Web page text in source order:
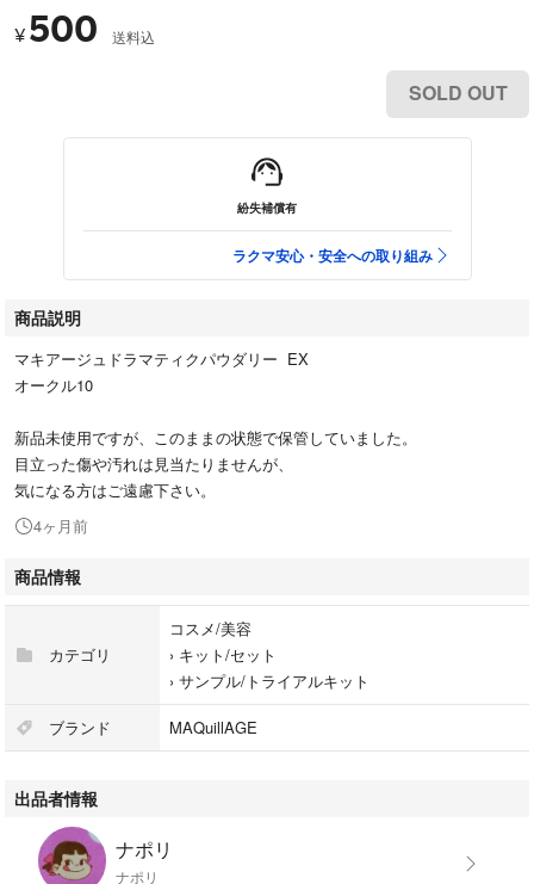
¥ 500 送料込
SOLD OUT
紛失補償有
ラクマ安心・安全への取り組み
商品説明
マキアージュドラマティクパウダリー EX
オークル10
新品未使用ですが、このままの状態で保管していました。
目立った傷や汚れは見当たりませんが、
気になる方はご遠慮下さい。
4ヶ月前
商品情報
カテゴリ
コスメ/美容
› キット/セット
› サンプル/トライアルキット
ブランド MAQuillAGE
出品者情報
ナポリ
ナポリ